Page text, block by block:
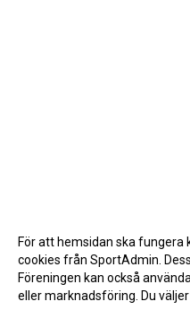
För att hemsidan ska fungera
cookies från SportAdmin.
Föreningen kan också
eller marknadsföring. Du